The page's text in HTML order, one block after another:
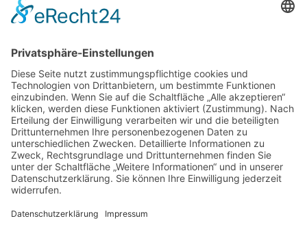
Nachbau des Bernsteinzimmers in Masuren
Leogang, ein Sommermärchen
Nicht von dieser Welt, das Retreat Spa at Blue Lagoon
Iceland
Kroatiens verborgene Schätze